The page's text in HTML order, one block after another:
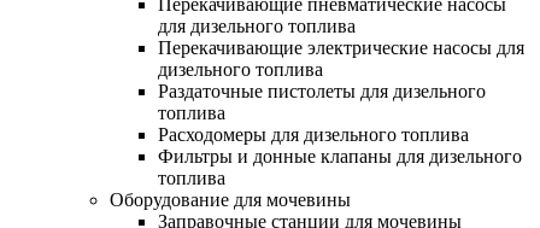
Перекачивающие пневматические насосы
для дизельного топлива
Перекачивающие электрические насосы для
дизельного топлива
Раздаточные пистолеты для дизельного
топлива
Расходомеры для дизельного топлива
Фильтры и донные клапаны для дизельного
топлива
Оборудование для мочевины
Заправочные станции для мочевины